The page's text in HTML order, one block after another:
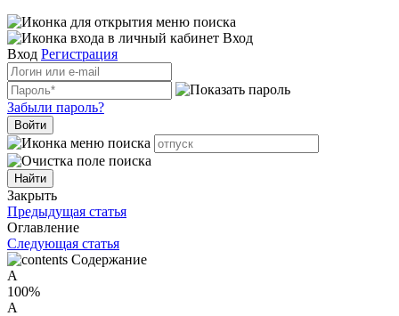
Вход
Вход Регистрация
Забыли пароль?
Войти
Закрыть
Предыдущая статья
Оглавление
Следующая статья
Содержание
A
100%
A